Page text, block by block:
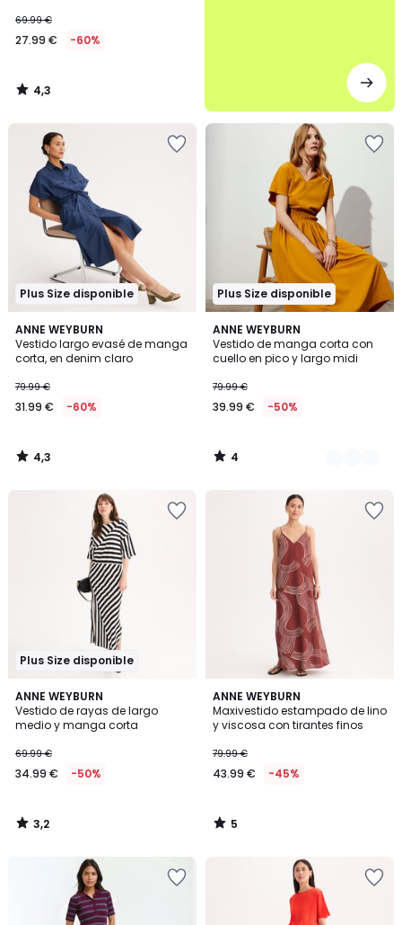
69.99 €
27.99 € -60%
4,3
/
Plus Size disponible
ANNE WEYBURN
Vestido largo evasé de manga
corta, en denim claro
79.99 €
31.99 € -60%
4,3
/ 5
4,3
/
Plus Size disponible
ANNE WEYBURN
Vestido de manga corta con
cuello en pico y largo midi
79.99 €
39.99 € -50%
4
/
5
2
Colores
4
/
Plus Size disponible
ANNE WEYBURN
Vestido de rayas de largo
medio y manga corta
69.99 €
34.99 € -50%
3,2
/ 5
3,2
/
ANNE WEYBURN
Maxivestido estampado de lino
y viscosa con tirantes finos
79.99 €
43.99 € -45%
5
/
5
5
/